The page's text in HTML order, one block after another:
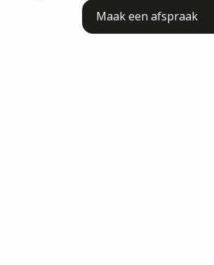
Maak een afspraak